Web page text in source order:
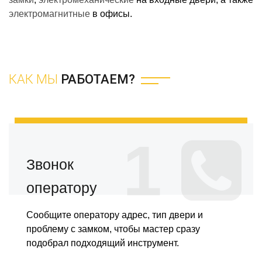
электромагнитные в офисы.
КАК МЫ РАБОТАЕМ?
Звонок
оператору
Сообщите оператору адрес, тип двери и
проблему с замком, чтобы мастер сразу
подобрал подходящий инструмент.